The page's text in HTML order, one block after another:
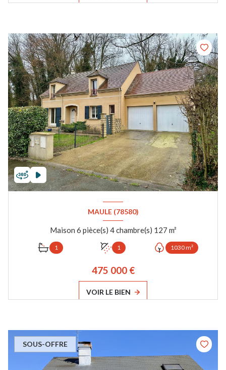
MAULE (78580)
Maison 6 pièce(s) 4 chambre(s) 127 m²
1 1 1030 m²
475 000 €
VOIR LE BIEN
SOUS-OFFRE